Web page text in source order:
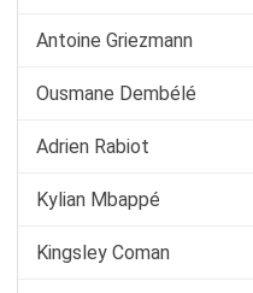
Antoine Griezmann
Ousmane Dembélé
Adrien Rabiot
Kylian Mbappé
Kingsley Coman